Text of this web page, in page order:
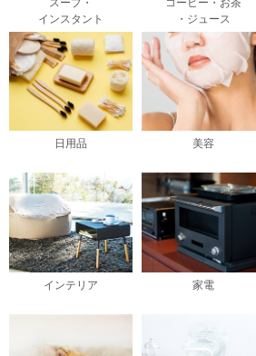
スープ・
インスタント
コーヒー・お茶
・ジュース
日用品 美容
インテリア 家電